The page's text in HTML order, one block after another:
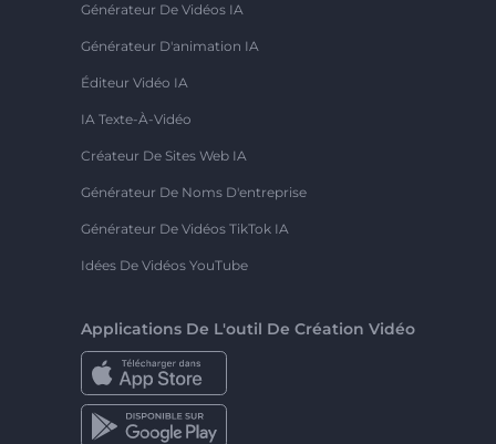
Générateur De Vidéos IA
Générateur D'animation IA
Éditeur Vidéo IA
IA Texte-À-Vidéo
Créateur De Sites Web IA
Générateur De Noms D'entreprise
Générateur De Vidéos TikTok IA
Idées De Vidéos YouTube
Applications De L'outil De Création Vidéo